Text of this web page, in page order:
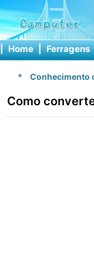
| Home | Ferragens
* Conhecimento
Como